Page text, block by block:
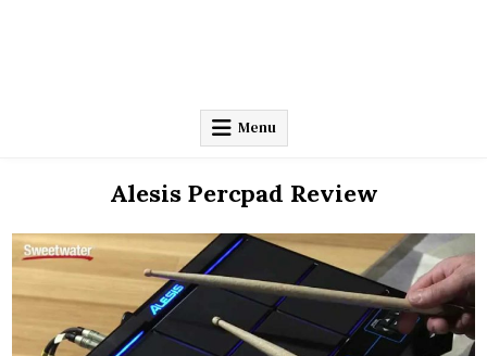
Menu
Alesis Percpad Review